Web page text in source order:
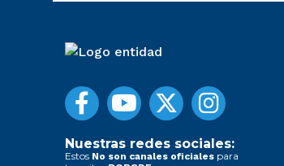
Nuestras redes sociales:
Estos No son canales oficiales para